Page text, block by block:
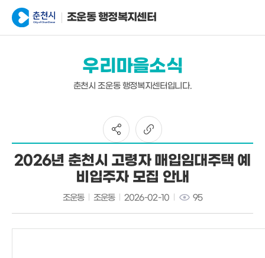
조운동 행정복지센터
우리마을소식
춘천시 조운동 행정복지센터입니다.
2026년 춘천시 고령자 매입임대주택 예
비입주자 모집 안내
조운동 조운동 2026-02-10 95